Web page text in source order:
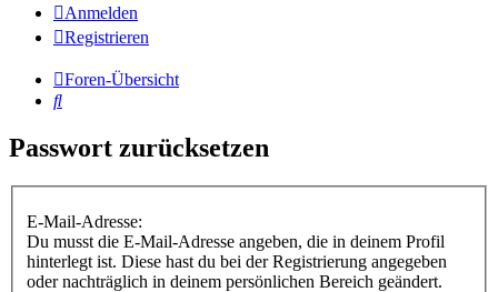
Anmelden
Registrieren
Foren-Übersicht
Suche
Passwort zurücksetzen
E-Mail-Adresse:
Du musst die E-Mail-Adresse angeben, die in deinem Profil
hinterlegt ist. Diese hast du bei der Registrierung angegeben
oder nachträglich in deinem persönlichen Bereich geändert.